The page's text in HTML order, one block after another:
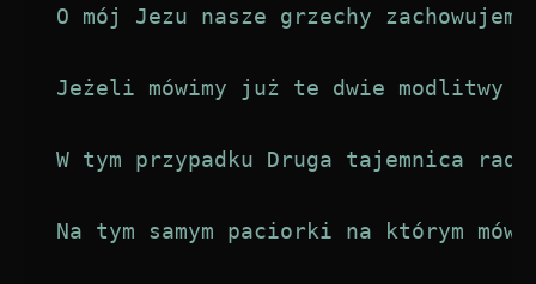
O mój Jezu nasze grzechy
Jeżeli mówimy już te dwie modlitwy
W tym przypadku Druga tajemnica
Na tym samym paciorki na którym